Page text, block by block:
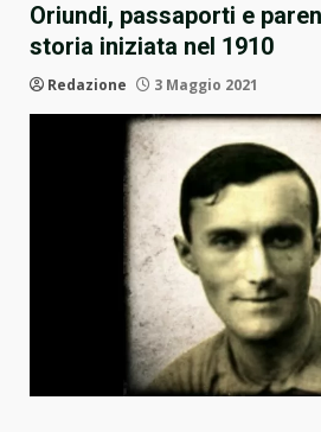
Oriundi, passaporti e
storia iniziata nel 1910
Redazione 3 Maggio 2021